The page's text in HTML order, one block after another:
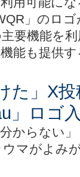
」のロ
要機能を
能も提供
た」X
」ロゴ
からない
マがよみ